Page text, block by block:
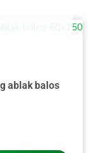
ablak balos